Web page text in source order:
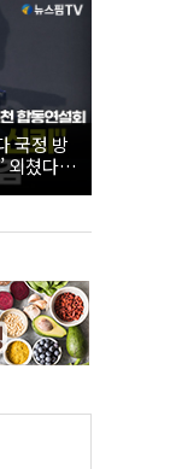
국정 방
외쳤다 |
원 후